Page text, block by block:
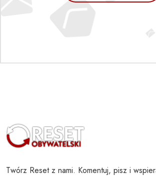
Twórz Reset z nami. Komentuj, pisz i